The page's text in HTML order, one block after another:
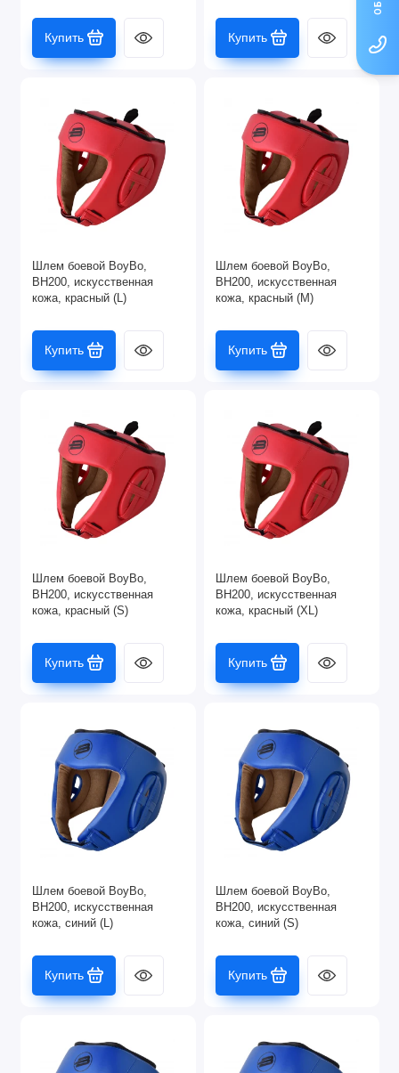
Купить Купить
Шлем боевой BoyBo,
BH200, искусственная
кожа, красный (L)
Купить
Шлем боевой BoyBo,
BH200, искусственная
кожа, красный (M)
Купить
Шлем боевой BoyBo,
BH200, искусственная
кожа, красный (S)
Купить
Шлем боевой BoyBo,
BH200, искусственная
кожа, красный (XL)
Купить
Шлем боевой BoyBo,
BH200, искусственная
кожа, синий (L)
Купить
Шлем боевой BoyBo,
BH200, искусственная
кожа, синий (S)
Купить